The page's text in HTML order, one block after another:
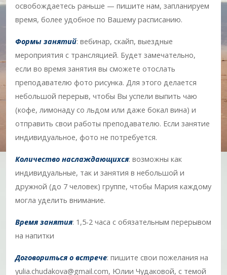
освобождаетесь раньше — пишите нам, запланируем
время, более удобное по Вашему расписанию.
Формы занятий: вебинар, скайп, выездные
мероприятия с трансляцией. Будет замечательно,
если во время занятия вы сможете отослать
преподавателю фото рисунка. Для этого делается
небольшой перерыв, чтобы Вы успели выпить чаю
(кофе, лимонаду со льдом или даже бокал вина) и
отправить свои работы преподавателю. Если занятие
индивидуальное, фото не потребуется.
Количество наслаждающихся: возможны как
индивидуальные, так и занятия в небольшой и
дружной (до 7 человек) группе, чтобы Мария каждому
могла уделить внимание.
Время занятия: 1,5-2 часа с обязательным перерывом
на напитки
Договориться о встрече: пишите свои пожелания на
yulia.chudakova@gmail.com, Юлии Чудаковой, с темой